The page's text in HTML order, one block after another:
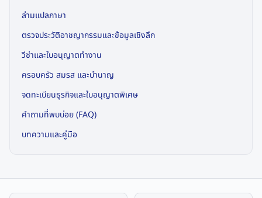
ล่ามแปลภาษา
ตรวจประวัติอาชญากรรมและข้อมูลเชิงลึก
วีซ่าและใบอนุญาตทำงาน
ครอบครัว สมรส และบำนาญ
จดทะเบียนธุรกิจและใบอนุญาตพิเศษ
คำถามที่พบบ่อย (FAQ)
บทความและคู่มือ